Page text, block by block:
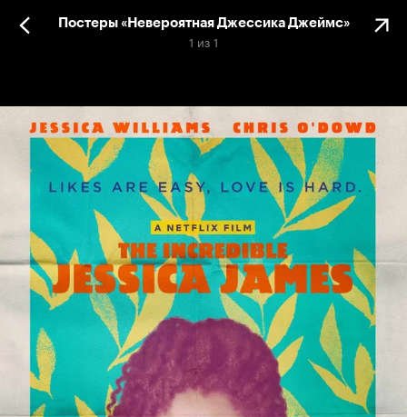
Постеры «Невероятная Джессика Джеймс»
1 из 1